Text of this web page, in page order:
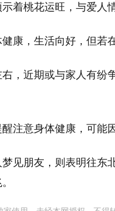
着桃花运旺，与爱人
康，生活向好，但若
，近期或与家人有纷
注意身体健康，可能
见朋友，则表明往东